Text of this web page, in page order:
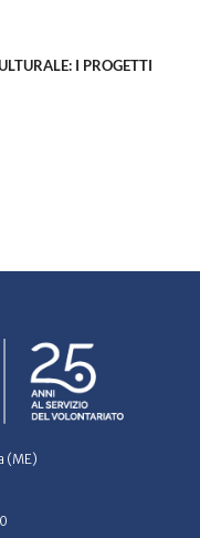
I PROGETTI
(ME)